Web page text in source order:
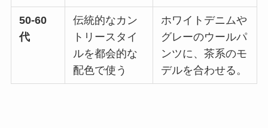
50-60
代
伝統的なカン
トリースタイ
ルを都会的な
配色で使う
ホワイトデニムや
グレーのウールパ
ンツに、茶系のモ
デルを合わせる。